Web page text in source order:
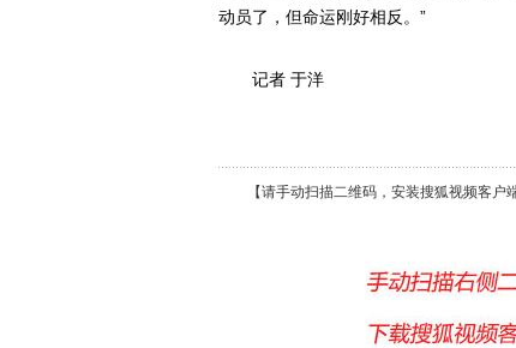
动员了，但命运刚好相反。”
记者 于洋
【请手动扫描二维码，安装搜狐视频客户端